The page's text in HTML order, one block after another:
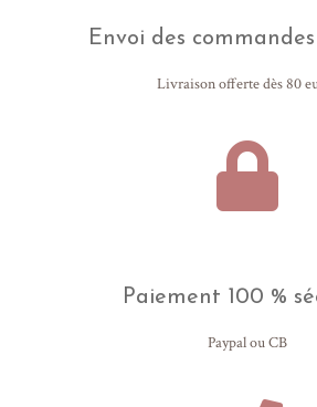
Envoi des commandes
Livraison offerte dès 80
Paiement 100 %
Paypal ou CB